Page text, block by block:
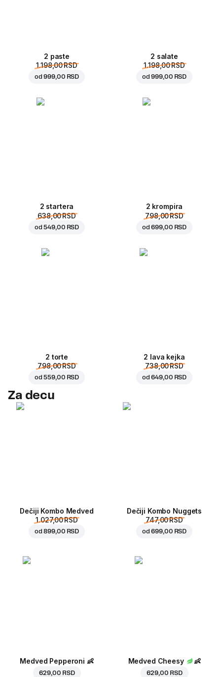
2 paste
1.198,00 RSD
od999,00 RSD
2 salate
1.198,00 RSD
od999,00 RSD
2 startera
638,00 RSD
od549,00 RSD
2 krompira
798,00 RSD
od699,00 RSD
2 torte
798,00 RSD
od559,00 RSD
2 lava kejka
738,00 RSD
od649,00 RSD
Za decu
Dečiji Kombo Medved
1.027,00 RSD
od899,00 RSD
Dečiji Kombo Nuggets
747,00 RSD
od699,00 RSD
Medved Pepperoni 👶
629,00 RSD
Medved Cheesy 👶
629,00 RSD